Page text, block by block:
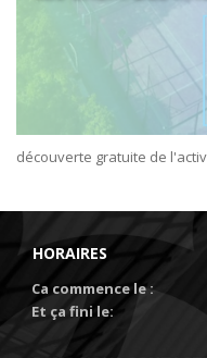
découverte gratuite de
HORAIRES
Ca commence le :
Et ça fini le: